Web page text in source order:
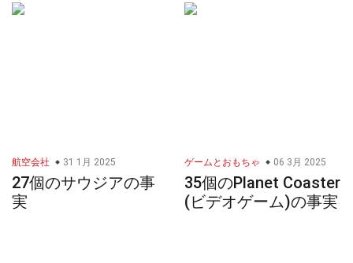
航空会社 31 1月 2025
27個のサウジアの事
実
ゲームとおもちゃ 06 3月 2025
35個のPlanet Coaster
(ビデオゲーム)の事実